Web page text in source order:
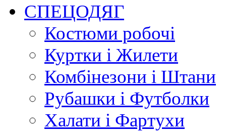
СПЕЦОДЯГ
Костюми робочі
Куртки і Жилети
Комбінезони і Штани
Рубашки і Футболки
Халати і Фартухи